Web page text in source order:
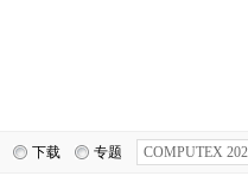
下载 专题